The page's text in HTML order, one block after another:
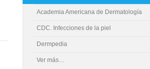
Academia Americana de Dermatología
CDC. Infecciones de la piel
Dermpedia
Ver más…